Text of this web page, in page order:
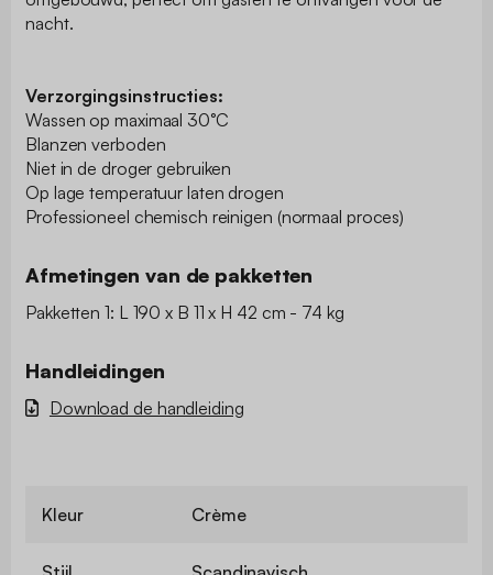
nacht.
Verzorgingsinstructies:
Wassen op maximaal 30°C
Blanzen verboden
Niet in de droger gebruiken
Op lage temperatuur laten drogen
Professioneel chemisch reinigen (normaal proces)
Afmetingen van de pakketten
Pakketten 1: L 190 x B 11 x H 42 cm - 74 kg
Handleidingen
Download de handleiding
Kleur Crème